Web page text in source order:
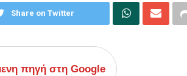
Share on Twitter
πηγή στη Google